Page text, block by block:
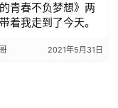
的青春不负梦想》两
着我走到了今天。
2021年5月31日